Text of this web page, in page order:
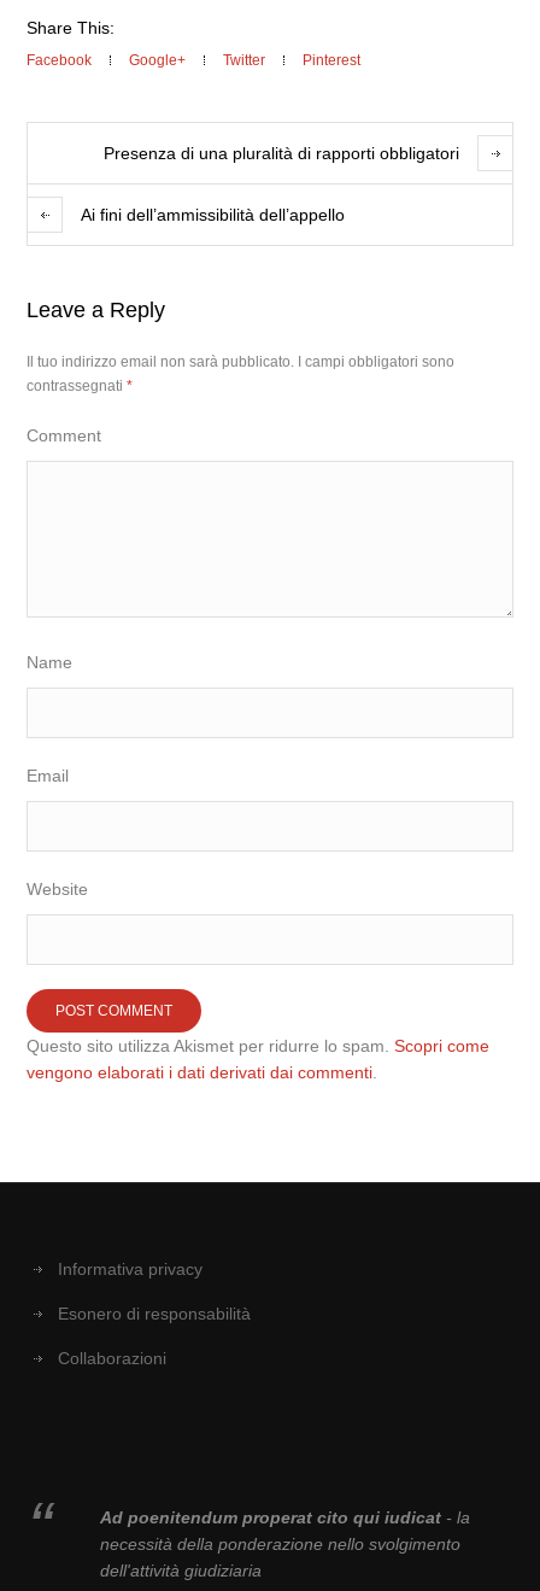
Share This:
Facebook Google+ Twitter Pinterest
Presenza di una pluralità di rapporti obbligatori
Ai fini dell’ammissibilità dell’appello
Leave a Reply
Il tuo indirizzo email non sarà pubblicato.
I campi obbligatori sono
contrassegnati*
Comment
Name
Email
Website
Questo sito utilizza Akismet per ridurre lo spam.Scopri come
vengono elaborati i dati derivati dai commenti
Informativa privacy
Esonero di responsabilità
Collaborazioni
Ad poenitendum properat cito qui iudicat- la
necessità della ponderazione nello svolgimento
dell'attività giudiziaria